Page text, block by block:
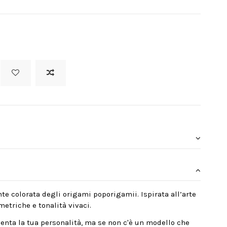
colorata degli origami poporigamii. Ispirata all’arte
e tonalità vivaci.
la tua personalità, ma se non c'è un modello che